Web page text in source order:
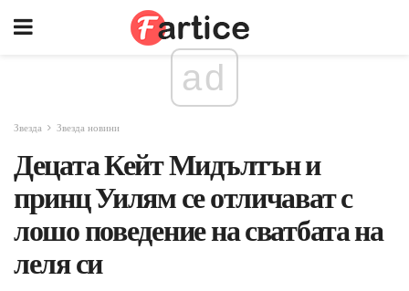
ad
Звезда Звезда новини
Децата Кейт Мидълтън и
принц Уилям се отличават с
лошо поведение на сватбата на
леля си